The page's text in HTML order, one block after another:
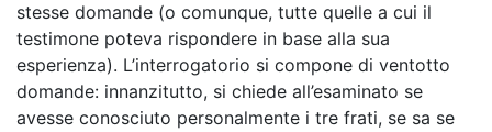
stesse domande (o comunque, tutte quelle a cui il
testimone poteva rispondere in base alla sua
esperienza). L’interrogatorio si compone di ventotto
domande: innanzitutto, si chiede all’esaminato se
avesse conosciuto personalmente i tre frati, se sa se